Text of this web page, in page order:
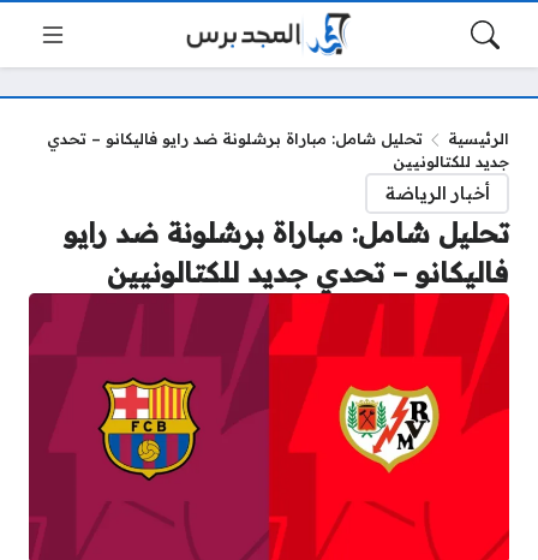
الرئيسية
تحليل شامل: مباراة برشلونة ضد رايو فاليكانو – تحدي
جديد للكتالونيين
أخبار الرياضة
تحليل شامل: مباراة برشلونة ضد رايو
فاليكانو – تحدي جديد للكتالونيين